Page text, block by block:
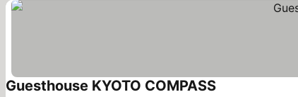
Guesthouse KYOTO COMPASS